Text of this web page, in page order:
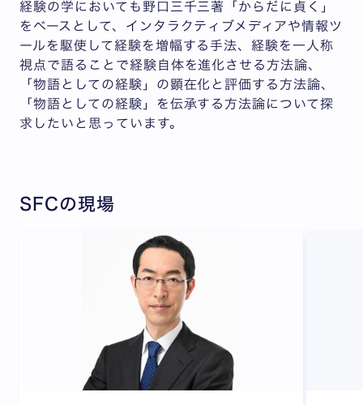
経験の学においても野口三千三著「からだに貞く」
をベースとして、インタラクティブメディアや情報ツ
ールを駆使して経験を増幅する手法、経験を一人称
視点で語ることで経験自体を進化させる方法論、
「物語としての経験」の顕在化と評価する方法論、
「物語としての経験」を伝承する方法論について探
求したいと思っています。
SFCの現場